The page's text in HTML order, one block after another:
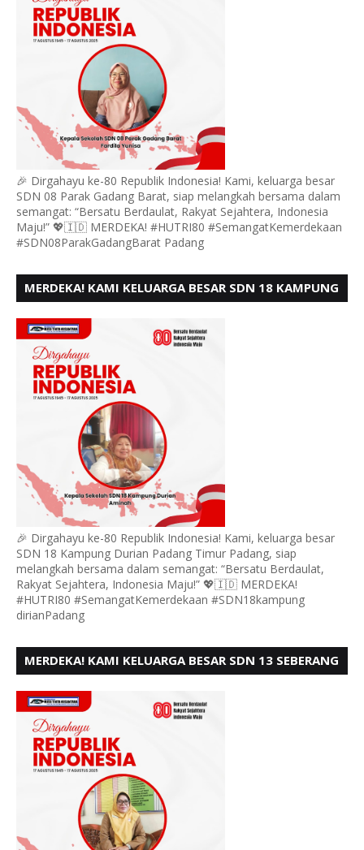
🎉 Dirgahayu ke-80 Republik Indonesia! Kami, keluarga besar
SDN 08 Parak Gadang Barat, siap melangkah bersama dalam
semangat: “Bersatu Berdaulat, Rakyat Sejahtera, Indonesia
Maju!” 💖🇮🇩 MERDEKA! #HUTRI80 #SemangatKemerdekaan
#SDN08ParakGadangBarat Padang
MERDEKA! KAMI KELUARGA BESAR SDN 18 KAMPUNG
🎉 Dirgahayu ke-80 Republik Indonesia! Kami, keluarga besar
SDN 18 Kampung Durian Padang Timur Padang, siap
melangkah bersama dalam semangat: “Bersatu Berdaulat,
Rakyat Sejahtera, Indonesia Maju!” 💖🇮🇩 MERDEKA!
#HUTRI80 #SemangatKemerdekaan #SDN18kampung
dirianPadang
MERDEKA! KAMI KELUARGA BESAR SDN 13 SEBERANG